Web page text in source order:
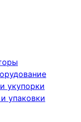
укупорки
упаковки